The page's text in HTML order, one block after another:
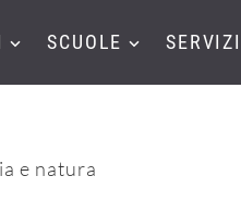
SCUOLE SERVIZI
e natura